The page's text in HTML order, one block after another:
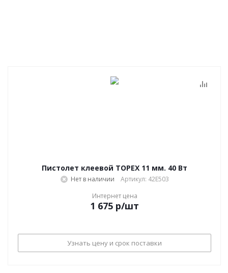
Пистолет клеевой TOPEX 11 мм. 40 Вт
Нет в наличии
Артикул: 42E503
Интернет цена
1 675 р/шт
Узнать цену и срок поставки